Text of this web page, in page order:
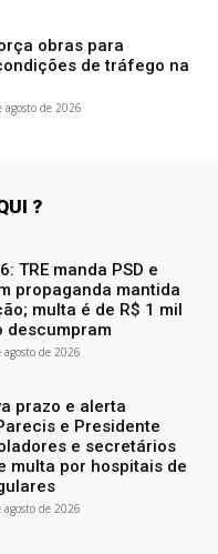
obras para
de tráfego na
agosto de 2026
?
TRE manda PSD e
propaganda mantida
multa é de R$ 1 mil
descumpram
agosto de 2026
prazo e alerta
e Presidente
e secretários
multa por hospitais de
agosto de 2026